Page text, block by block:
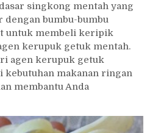
singkong mentah yang
dengan bumbu-bumbu
untuk membeli keripik
kerupuk getuk mentah.
agen kerupuk getuk
kebutuhan makanan ringan
membantu Anda